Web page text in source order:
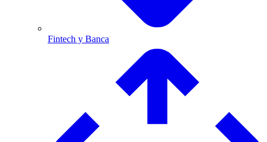
Fintech y Banca